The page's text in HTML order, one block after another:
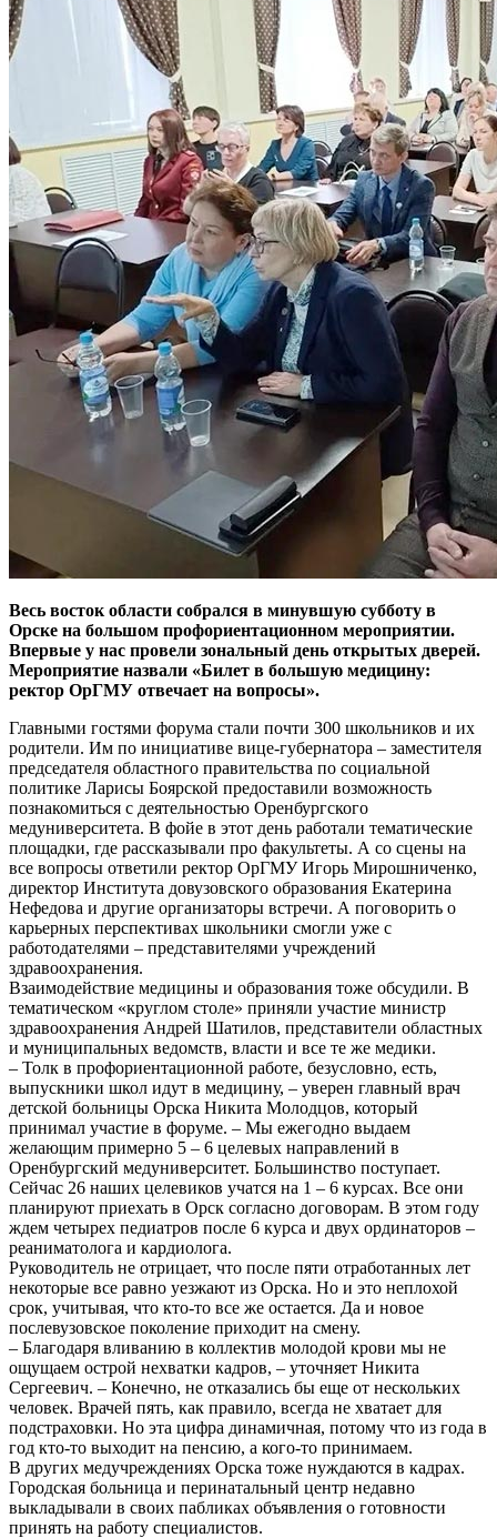
Весь восток области собрался в минувшую субботу в
Орске на большом профориентационном мероприятии.
Впервые у нас провели зональный день открытых дверей.
Мероприятие назвали «Билет в большую медицину:
ректор ОрГМУ отвечает на вопросы».
Главными гостями форума стали почти 300 школьников и их
родители. Им по инициативе вице-губернатора – заместителя
председателя областного правительства по социальной
политике Ларисы Боярской предоставили возможность
познакомиться с деятельностью Оренбургского
медуниверситета. В фойе в этот день работали тематические
площадки, где рассказывали про факультеты. А со сцены на
все вопросы ответили ректор ОрГМУ Игорь Мирошниченко,
директор Института довузовского образования Екатерина
Нефедова и другие организаторы встречи. А поговорить о
карьерных перспективах школьники смогли уже с
работодателями – представителями учреждений
здравоохранения.
Взаимодействие медицины и образования тоже обсудили. В
тематическом «круглом столе» приняли участие министр
здравоохранения Андрей Шатилов, представители областных
и муниципальных ведомств, власти и все те же медики.
– Толк в профориентационной работе, безусловно, есть,
выпускники школ идут в медицину, – уверен главный врач
детской больницы Орска Никита Молодцов, который
принимал участие в форуме. – Мы ежегодно выдаем
желающим примерно 5 – 6 целевых направлений в
Оренбургский медуниверситет. Большинство поступает.
Сейчас 26 наших целевиков учатся на 1 – 6 курсах. Все они
планируют приехать в Орск согласно договорам. В этом году
ждем четырех педиатров после 6 курса и двух ординаторов –
реаниматолога и кардиолога.
Руководитель не отрицает, что после пяти отработанных лет
некоторые все равно уезжают из Орска. Но и это неплохой
срок, учитывая, что кто-то все же остается. Да и новое
послевузовское поколение приходит на смену.
– Благодаря вливанию в коллектив молодой крови мы не
ощущаем острой нехватки кадров, – уточняет Никита
Сергеевич. – Конечно, не отказались бы еще от нескольких
человек. Врачей пять, как правило, всегда не хватает для
подстраховки. Но эта цифра динамичная, потому что из года в
год кто-то выходит на пенсию, а кого-то принимаем.
В других медучреждениях Орска тоже нуждаются в кадрах.
Городская больница и перинатальный центр недавно
выкладывали в своих пабликах объявления о готовности
принять на работу специалистов.